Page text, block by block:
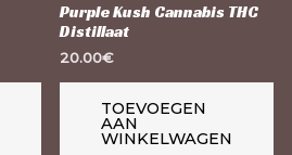
Purple Kush Cannabis THC
Distillaat
20.00€
TOEVOEGEN
AAN
WINKELWAGEN